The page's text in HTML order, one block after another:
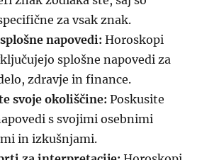
za vsak znak.
napovedi: Horoskopi
splošne napovedi za
zdravje in finance.
svoje okoliščine: Poskusite
s svojimi osebnimi
in izkušnjami.